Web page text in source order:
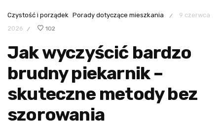
Czystość i porządek Porady dotyczące mieszkania /
9 czerwca
2026
/ 102
Jak wyczyścić bardzo
brudny piekarnik –
skuteczne metody bez
szorowania